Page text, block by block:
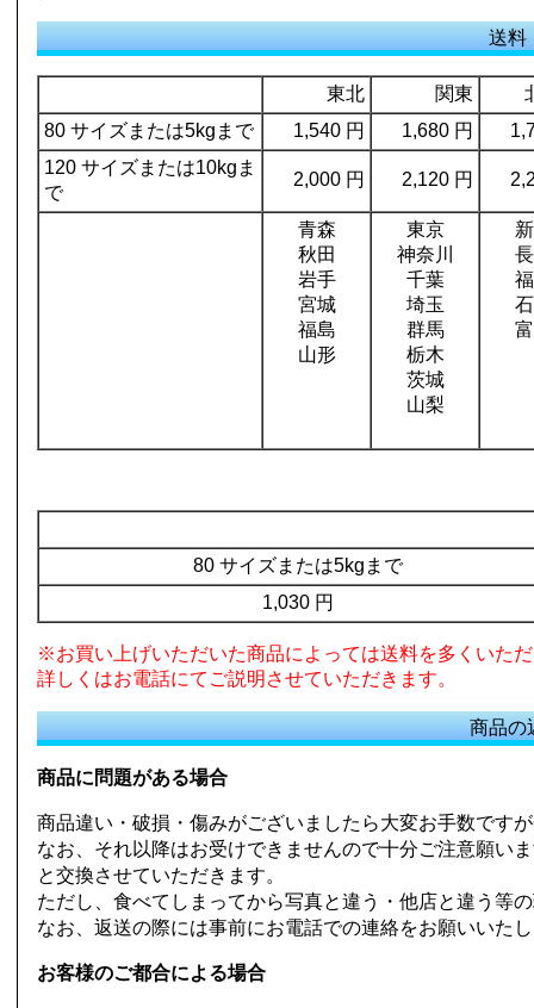
送料
東北 関東
80 サイズまたは5kgまで
1,540 円 1,680 円
120 サイズまたは10kgま
で
2,000 円 2,120 円
青森
秋田
岩手
宮城
福島
山形
東京
神奈川
千葉
埼玉
群馬
栃木
茨城
山梨
80 サイズまたは5kgまで
1,030 円
※お買い上げいただいた商品によっては送料を多くいた
詳しくはお電話にてご説明させていただきます。
商品の
商品に問題がある場合
商品違い・破損・傷みがございましたら大変お手数です
なお、それ以降はお受けできませんので十分ご注意願い
と交換させていただきます。
ただし、食べてしまってから写真と違う・他店と違う等
なお、返送の際には事前にお電話での連絡をお願いいた
お客様のご都合による場合